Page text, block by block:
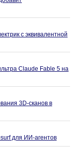
с эквивалентной
Claude Fable 5 на
3D-сканов в
для ИИ-агентов